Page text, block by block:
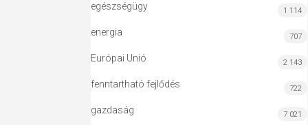
egészségügy 1 114
energia 707
Európai Unió 2 143
fenntartható fejlődés 722
gazdaság 7 021